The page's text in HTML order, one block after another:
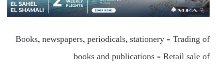
Books, newspapers, periodicals, stationery – Trading of
books and publications – Retail sale of